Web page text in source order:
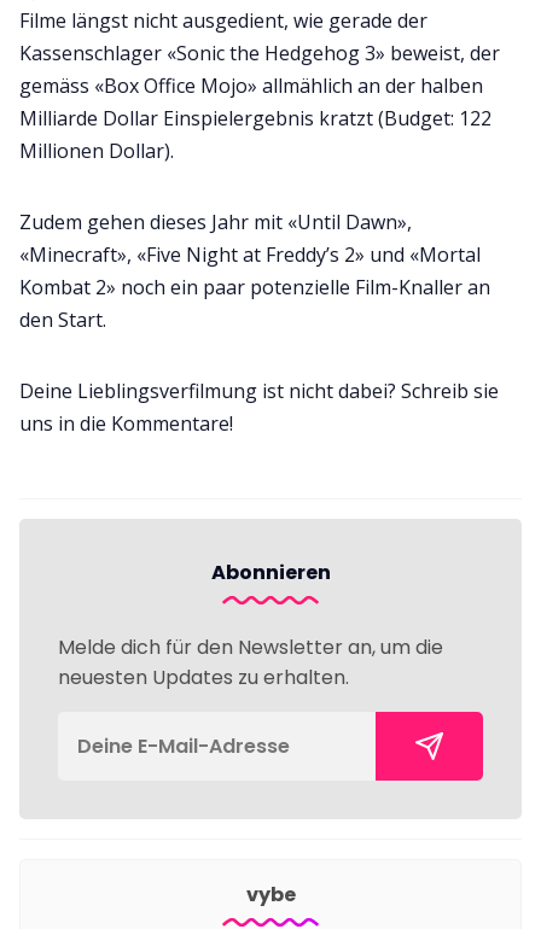
Filme längst nicht ausgedient, wie gerade der
Kassenschlager «Sonic the Hedgehog 3» beweist, der
gemäss «Box Office Mojo» allmählich an der halben
Milliarde Dollar Einspielergebnis kratzt (Budget: 122
Millionen Dollar).
Zudem gehen dieses Jahr mit «Until Dawn»,
«Minecraft», «Five Night at Freddy’s 2» und «Mortal
Kombat 2» noch ein paar potenzielle Film-Knaller an
den Start.
Deine Lieblingsverfilmung ist nicht dabei? Schreib sie
uns in die Kommentare!
Abonnieren
Melde dich für den Newsletter an, um die
neuesten Updates zu erhalten.
vybe